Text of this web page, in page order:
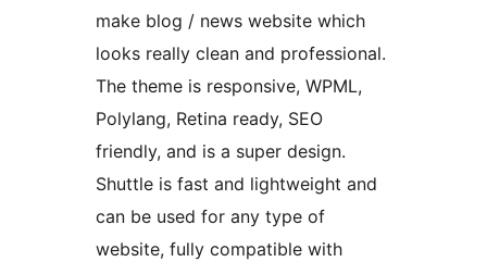
make blog / news website which
looks really clean and professional.
The theme is responsive, WPML,
Polylang, Retina ready, SEO
friendly, and is a super design.
Shuttle is fast and lightweight and
can be used for any type of
website, fully compatible with